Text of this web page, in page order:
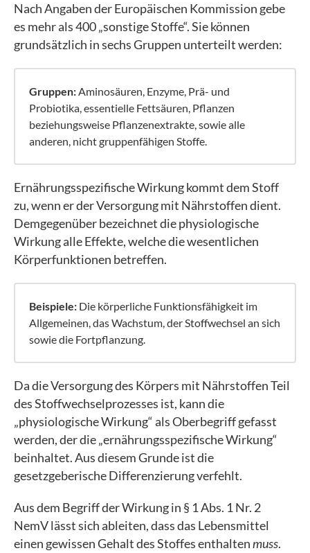
Nach Angaben der Europäischen Kommission gebe
es mehr als 400 „sonstige Stoffe“. Sie können
grundsätzlich in sechs Gruppen unterteilt werden:
Gruppen:Aminosäuren, Enzyme, Prä- und
Probiotika, essentielle Fettsäuren, Pflanzen
beziehungsweise Pflanzenextrakte, sowie alle
anderen, nicht gruppenfähigen Stoffe.
Ernährungsspezifische Wirkung kommt dem Stoff
zu, wenn er der Versorgung mit Nährstoffen dient.
Demgegenüber bezeichnet die physiologische
Wirkung alle Effekte, welche die wesentlichen
Körperfunktionen betreffen.
Beispiele: Die körperliche Funktionsfähigkeit im
Allgemeinen, das Wachstum, der Stoffwechsel an sich
sowie die Fortpflanzung.
Da die Versorgung des Körpers mit Nährstoffen Teil
des Stoffwechselprozesses ist, kann die
„physiologische Wirkung“ als Oberbegriff gefasst
werden, der die „ernährungsspezifische Wirkung“
beinhaltet. Aus diesem Grunde ist die
gesetzgeberische Differenzierung verfehlt.
Aus dem Begriff der Wirkung in § 1 Abs. 1 Nr. 2
NemV lässt sich ableiten, dass das Lebensmittel
einen gewissen Gehalt des Stoffes enthaltenmuss.